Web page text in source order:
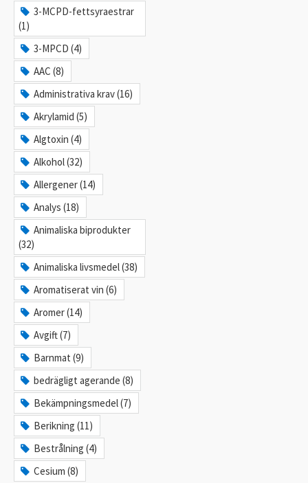
3-MCPD-fettsyraestrar
(1)
3-MPCD (4)
AAC (8)
Administrativa krav (16)
Akrylamid (5)
Algtoxin (4)
Alkohol (32)
Allergener (14)
Analys (18)
Animaliska biprodukter
(32)
Animaliska livsmedel (38)
Aromatiserat vin (6)
Aromer (14)
Avgift (7)
Barnmat (9)
bedrägligt agerande (8)
Bekämpningsmedel (7)
Berikning (11)
Bestrålning (4)
Cesium (8)